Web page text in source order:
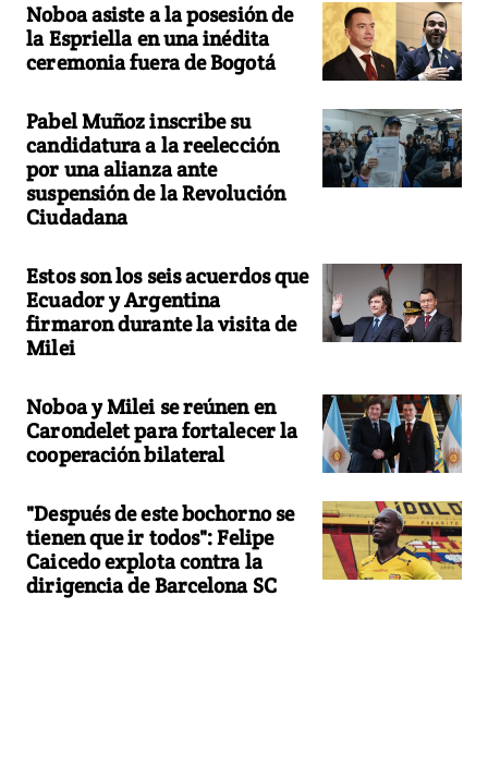
Noboa asiste a la posesión de
la Espriella en una inédita
ceremonia fuera de Bogotá
Pabel Muñoz inscribe su
candidatura a la reelección
por una alianza ante
suspensión de la Revolución
Ciudadana
Estos son los seis acuerdos que
Ecuador y Argentina
firmaron durante la visita de
Milei
Noboa y Milei se reúnen en
Carondelet para fortalecer la
cooperación bilateral
"Después de este bochorno se
tienen que ir todos": Felipe
Caicedo explota contra la
dirigencia de Barcelona SC